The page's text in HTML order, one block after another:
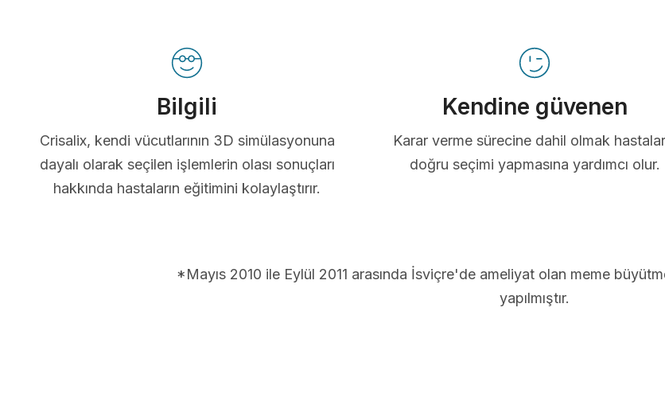
Bilgili
Crisalix, kendi vücutlarının 3D simülasyonuna
dayalı olarak seçilen işlemlerin olası sonuçları
hakkında hastaların eğitimini kolaylaştırır.
Kendine güvenen
Karar verme sürecine dahil olmak
doğru seçimi yapmasına yardımcı olur.
*Mayıs 2010 ile Eylül 2011 arasında İsviçre'de ameliyat olan meme
yapılmıştır.